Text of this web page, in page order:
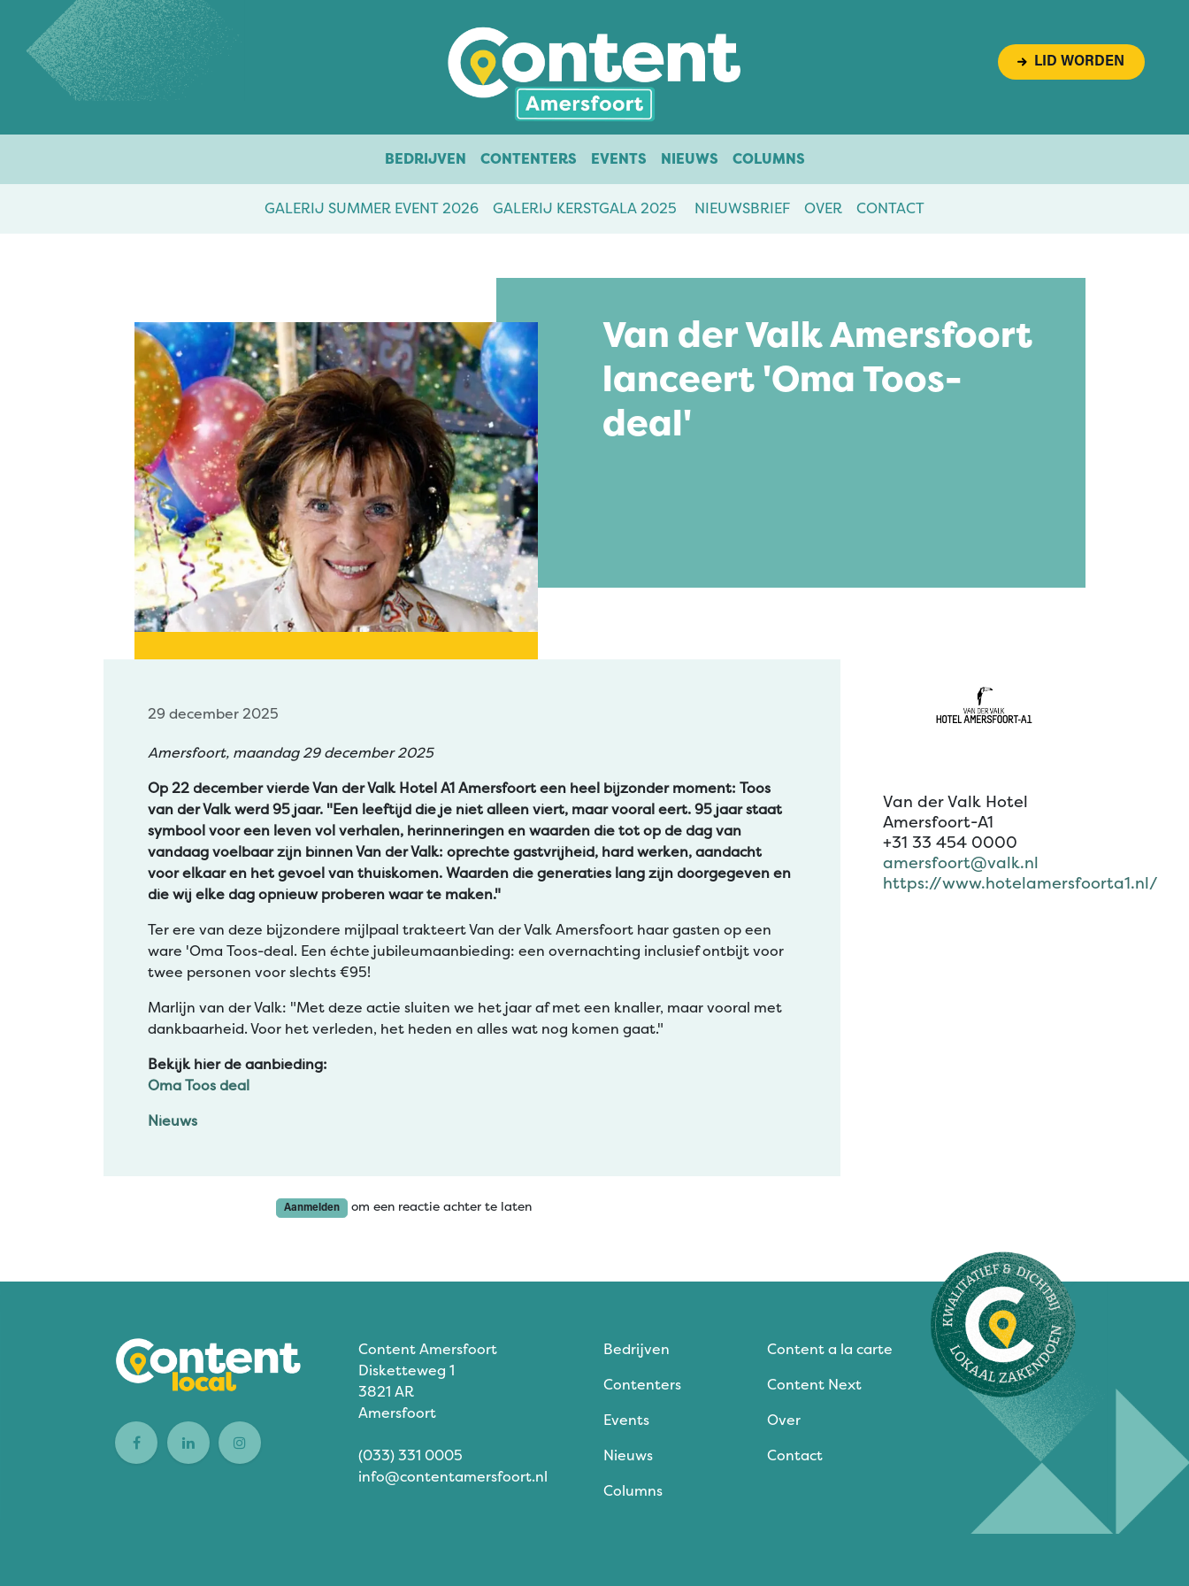
Overslaan naar inhoud
LID WORDEN
BEDRIJVEN CONTENTERS EVENTS NIEUWS COLUMNS
GALERIJ SUMMER EVENT 2026 GALERIJ KERSTGALA 2025 NIEUWSBRIEF OVER CONTACT
Van der Valk Amersfoort
lanceert 'Oma Toos-
deal'
29 december 2025
Amersfoort, maandag 29 december 2025
Op 22 december vierde Van der Valk Hotel A1 Amersfoort een heel bijzonder moment: Toos
van der Valk werd 95 jaar. "Een leeftijd die je niet alleen viert, maar vooral eert. 95 jaar staat
symbool voor een leven vol verhalen, herinneringen en waarden die tot op de dag van
vandaag voelbaar zijn binnen Van der Valk: oprechte gastvrijheid, hard werken, aandacht
voor elkaar en het gevoel van thuiskomen. Waarden die generaties lang zijn doorgegeven en
die wij elke dag opnieuw proberen waar te maken."
Ter ere van deze bijzondere mijlpaal trakteert Van der Valk Amersfoort haar gasten op een
ware 'Oma Toos-deal. Een échte jubileumaanbieding: een overnachting inclusief ontbijt voor
twee personen voor slechts €95!
Marlijn van der Valk: "Met deze actie sluiten we het jaar af met een knaller, maar vooral met
dankbaarheid. Voor het verleden, het heden en alles wat nog komen gaat."
Bekijk hier de aanbieding:
Oma Toos deal
Nieuws
Van der Valk Hotel
Amersfoort-A1
+31 33 454 0000
amersfoort@valk.nl
https://www.hotelamersfoorta1.nl/
Aanmelden om een reactie achter te laten
Content a la carte
Content Next
Over
Contact
Bedrijven
Contenters
Events
Nieuws
Columns
Content Amersfoort
Disketteweg 1
3821 AR
Amersfoort
(033) 331 0005
info@contentamersfoort.nl